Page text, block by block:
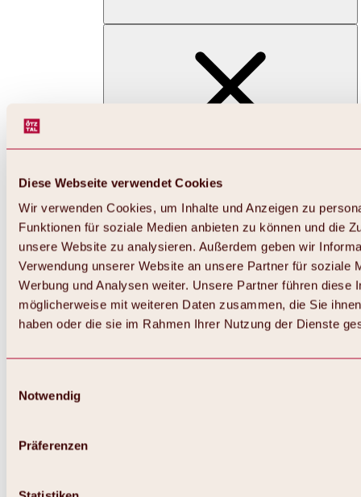
Diese Webseite verwendet Cookies
Wir verwenden Cookies, um Inhalte und Anzeigen zu
Funktionen für soziale Medien anbieten zu können und die
unsere Website zu analysieren. Außerdem geben wir
Verwendung unserer Website an unsere Partner für soziale
Werbung und Analysen weiter. Unsere Partner führen diese
möglicherweise mit weiteren Daten zusammen, die Sie
haben oder die sie im Rahmen Ihrer Nutzung der Dienste
Notwendig
Präferenzen